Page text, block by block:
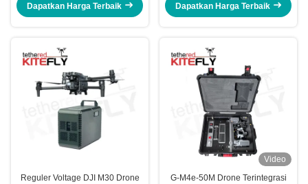
Dapatkan Harga Terbaik
Dapatkan Harga Terbaik
Reguler Voltage DJI M30 Drone
Video
G-M4e-50M Drone Terintegrasi